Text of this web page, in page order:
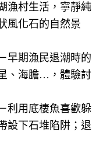
漁村生活，寧靜純
風化石的自然景
民退潮時的
、海膽…，體驗討
棲魚喜歡躲
設下石堆陷阱；退